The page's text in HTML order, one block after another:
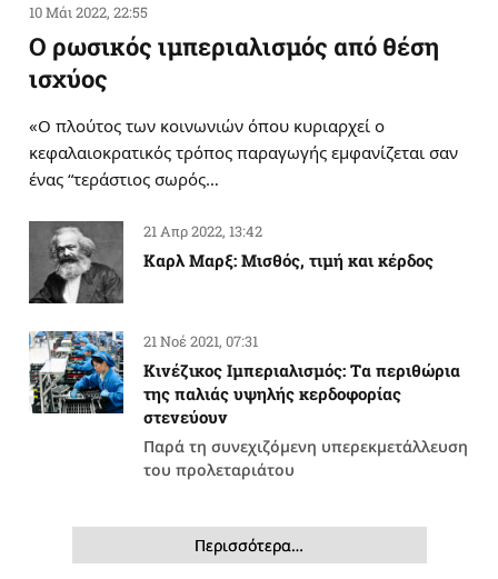
10 Μάι 2022, 22:55
Ο ρωσικός ιμπεριαλισμός από θέση
ισχύος
«Ο πλούτος των κοινωνιών όπου κυριαρχεί ο
κεφαλαιοκρατικός τρόπος παραγωγής εμφανίζεται σαν
ένας “τεράστιος σωρός…
21 Απρ 2022, 13:42
Καρλ Μαρξ: Μισθός, τιμή και κέρδος
21 Νοέ 2021, 07:31
Κινέζικος Ιμπεριαλισμός: Tα περιθώρια
της παλιάς υψηλής κερδοφορίας
στενεύουν
Παρά τη συνεχιζόμενη υπερεκμετάλλευση
του προλεταριάτου
Περισσότερα…